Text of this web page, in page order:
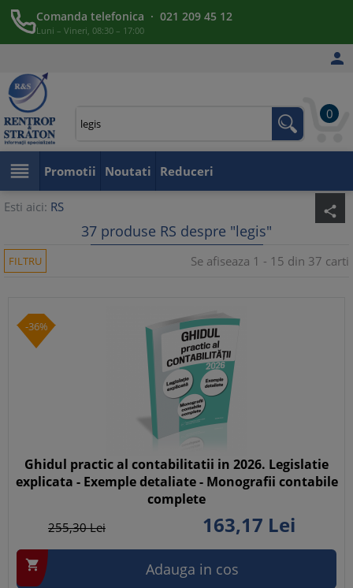
Comanda telefonica · 021 209 45 12
Luni – Vineri, 08:30 – 17:00

0
 Promotii Noutati Reduceri
Esti aici: RS share
37 produse RS despre "legis"
FILTRU Se afiseaza 1 - 15 din 37 carti
-36%
Ghidul practic al contabilitatii in 2026. Legislatie
explicata - Exemple detaliate - Monografii contabile
complete
255,30Lei 163,17 Lei
 Adauga in cos